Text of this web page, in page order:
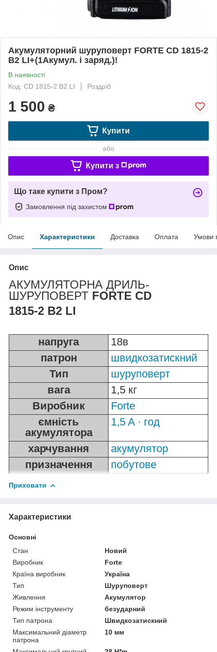
Акумуляторний шуруповерт FORTE CD 1815-2
B2 LI+(1Акумул. і заряд.)!
В наявності
Код: CD 1815-2 B2 LI
Роздріб
1 500 ₴
Купити
або
Купити з
Що таке купити з Пром?
Замовлення під захистом
Опис Характеристики Доставка Оплата Умови
Опис
АКУМУЛЯТОРНА ДРИЛЬ-
ШУРУПОВЕРТ FORTE CD
1815-2 B2 LI
напруга
18в
патрон
швидкозатискний
Тип
шуруповерт
вага
1,5 кг
Виробник
Forte
ємність
акумулятора
1,5 A · год
харчування
акумулятор
призначення
побутове
Приховати
Характеристики
Основні
Стан
Новий
Виробник
Forte
Країна виробник
Україна
Тип
Шуруповерт
Живлення
Акумулятор
Режим інструменту
безударний
Тип патрона
Швидкозатискний
Максимальний діаметр
патрона
10 мм